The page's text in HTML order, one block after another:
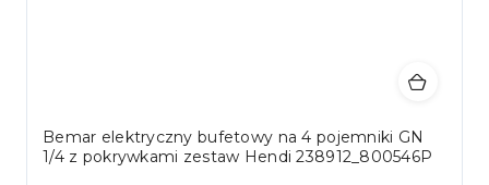
Bemar elektryczny bufetowy na 4 pojemniki GN
1/4 z pokrywkami zestaw Hendi 238912_800546P